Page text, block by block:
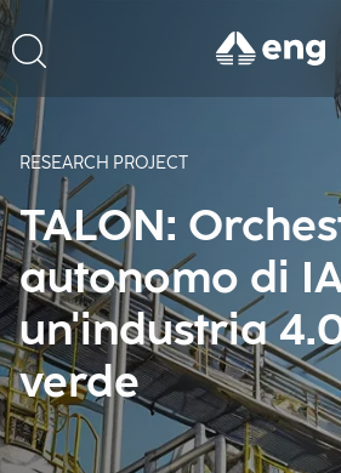
RESEARCH PROJECT
TALON:
autonomo di
un'industria
verde